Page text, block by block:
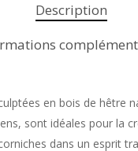
Description
en bois de hêtre
sont idéales pour la
dans un esprit